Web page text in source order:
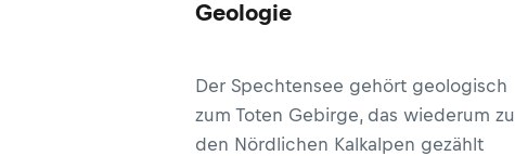
Geologie
Der Spechtensee gehört geologisch
zum Toten Gebirge, das wiederum zu
den Nördlichen Kalkalpen gezählt